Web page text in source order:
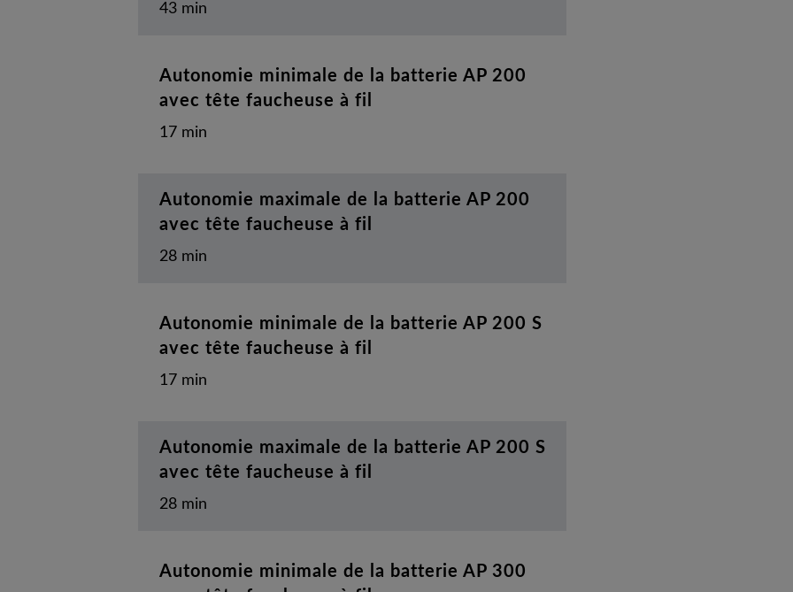
43 min
Autonomie minimale de la batterie AP 200
avec tête faucheuse à fil
17 min
Autonomie maximale de la batterie AP 200
avec tête faucheuse à fil
28 min
Autonomie minimale de la batterie AP 200 S
avec tête faucheuse à fil
17 min
Autonomie maximale de la batterie AP 200 S
avec tête faucheuse à fil
28 min
Autonomie minimale de la batterie AP 300